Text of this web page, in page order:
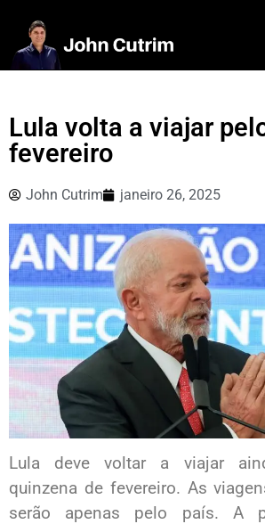
Lula volta a viajar
fevereiro
John Cutrim janeiro 26, 2025
Lula deve voltar a viajar
quinzena de fevereiro. As
serão apenas pelo país. A